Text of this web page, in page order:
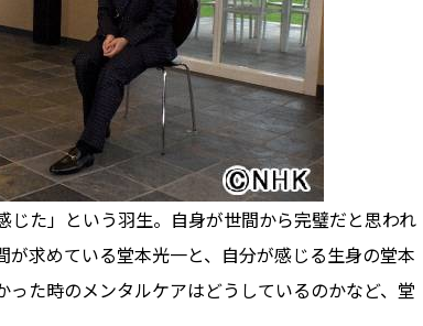
た」という羽生。自身が世間から完璧だと思われ
求めている堂本光一と、自分が感じる生身の堂本
た時のメンタルケアはどうしているのかなど、堂